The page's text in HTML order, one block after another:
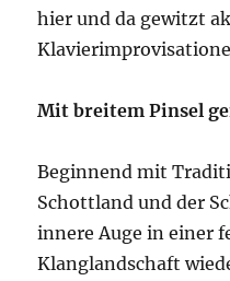
hier und da gewitzt
Mit breitem Pinsel
Beginnend mit
Schottland und der
innere Auge in einer
Klanglandschaft